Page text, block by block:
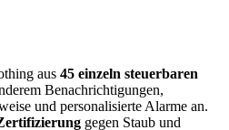
aus 45 einzeln steuerbaren
Benachrichtigungen,
und personalisierte Alarme an.
gegen Staub und